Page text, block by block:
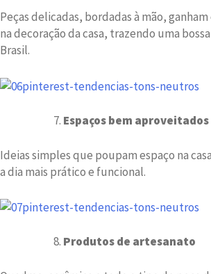
Peças delicadas, bordadas à mão,
na decoração da casa, trazendo uma
Brasil.
Espaços bem aproveitados
Ideias simples que poupam espaço na
a dia mais prático e funcional.
Produtos de artesanato